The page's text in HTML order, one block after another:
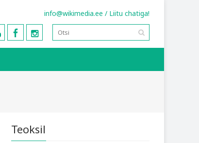
info@wikimedia.ee / Liitu chatiga!
Teoksil